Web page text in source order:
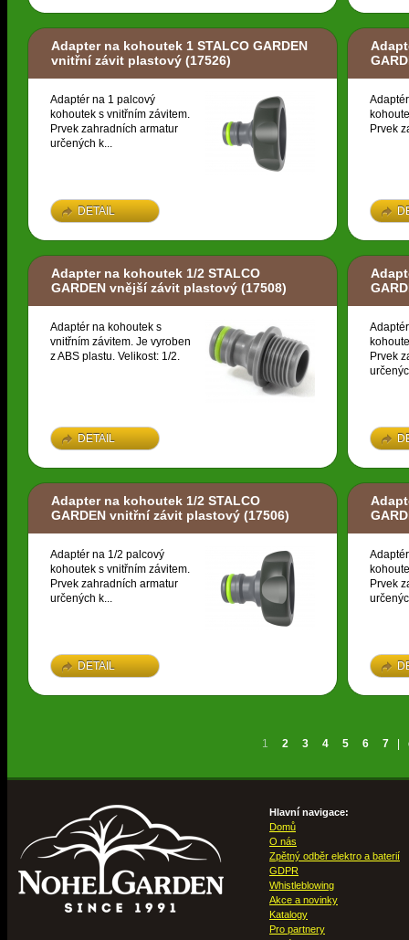
Adapter na kohoutek 1 STALCO GARDEN
vnitřní závit plastový (17526)
Adaptér na 1 palcový
kohoutek s vnitřním závitem.
Prvek zahradních armatur
určených k...
DETAIL
Prvek
Adapter na kohoutek 1/2 STALCO
GARDEN vnější závit plastový (17508)
Adaptér na kohoutek s
vnitřním závitem. Je vyroben
z ABS plastu. Velikost: 1/2.
DETAIL
Prvek
Adapter na kohoutek 1/2 STALCO
GARDEN vnitřní závit plastový (17506)
Adaptér na 1/2 palcový
kohoutek s vnitřním závitem.
Prvek zahradních armatur
určených k...
DETAIL
Prvek
1 2 3 4 5 6 7
Hlavní navigace:
Domů
O nás
Zpětný odběr elektro a baterií
GDPR
Whistleblowing
Akce a novinky
Katalogy
Pro partnery